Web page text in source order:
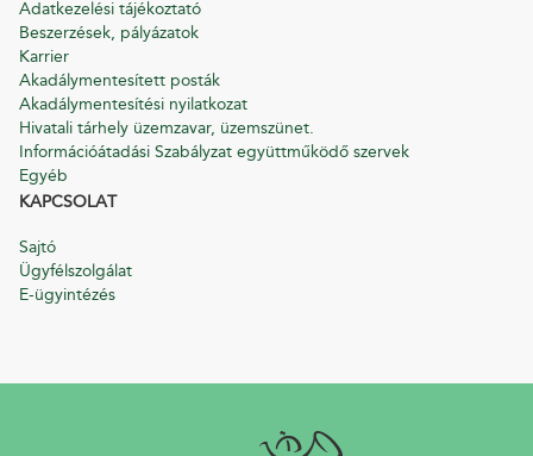
Adatkezelési tájékoztató
Beszerzések, pályázatok
Karrier
Akadálymentesített posták
Akadálymentesítési nyilatkozat
Hivatali tárhely üzemzavar, üzemszünet.
Információátadási Szabályzat együttműködő szervek
Egyéb
KAPCSOLAT
Sajtó
Ügyfélszolgálat
E-ügyintézés